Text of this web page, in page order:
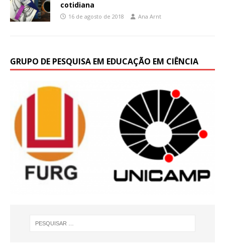
cotidiana
16 de agosto de 2018 Ana Arnt
GRUPO DE PESQUISA EM EDUCAÇÃO EM CIÊNCIA